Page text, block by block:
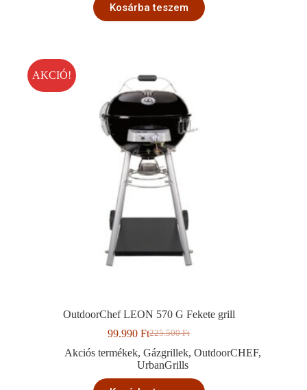
Kosárba teszem
AKCIÓ!
OutdoorChef LEON 570 G Fekete grill
225.500Ft
Original
price
was:
99.990FtCurrent
price
is:
Akciós termékek, Gázgrillek, OutdoorCHEF,
UrbanGrills